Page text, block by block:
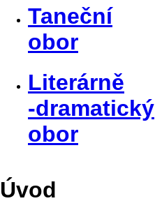
Taneční
obor
Literárně
-dramatický
obor
Úvod